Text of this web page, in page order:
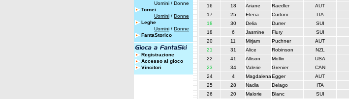
Uomini / Donne
Tornei
Uomini / Donne
Leghe
Uomini / Donne
FantaStorico
Registrazione
Accesso al gioco
Vincitori
16
18 Ariane Raedler AUT
17
25 Elena Curtoni ITA
18
30 Delia Durrer SUI
18
6 Jasmine Flury SUI
20
11 Mirjam Puchner AUT
21
31 Alice Robinson NZL
22
41 Allison Mollin USA
23
34 Valerie Grenier CAN
24
4 MagdalenaEgger AUT
25
28 Nadia Delago ITA
26
20 Malorie Blanc SUI